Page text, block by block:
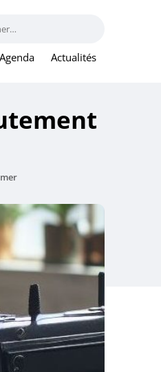
Agenda Actualités
: